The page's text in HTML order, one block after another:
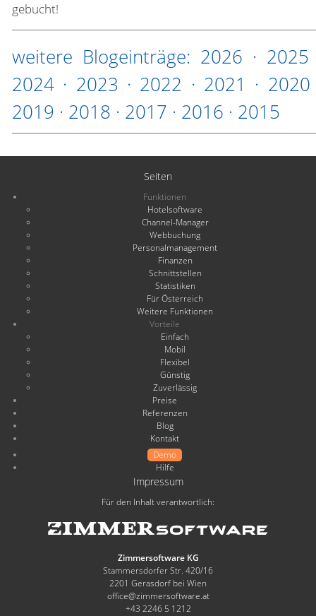
gebucht!
weitere Blogeinträge: 2026 · 2025
2024 · 2023 · 2022 · 2021 · 2020
2019 · 2018 · 2017 · 2016 · 2015
Seiten
Funktionen
Hotelsoftware
Channel-Manager
Webbuchung
Personalmanagement
Finanzen
Schnittstellen
Statistiken
Für Österreich
Weitere Funktionen
Vorteile
Einfach
Mobil
Flexibel
Günstig
Zuverlässig
Preise
Referenzen
Blog
Kontakt
Demo
Hilfe
Impressum
Für den Inhalt verantwortlich:
Zimmersoftware KG
Stammersdorfer Str. 420/16
2201 Gerasdorf bei Wien
office@zimmersoftware.at
+43 2246 5 1212